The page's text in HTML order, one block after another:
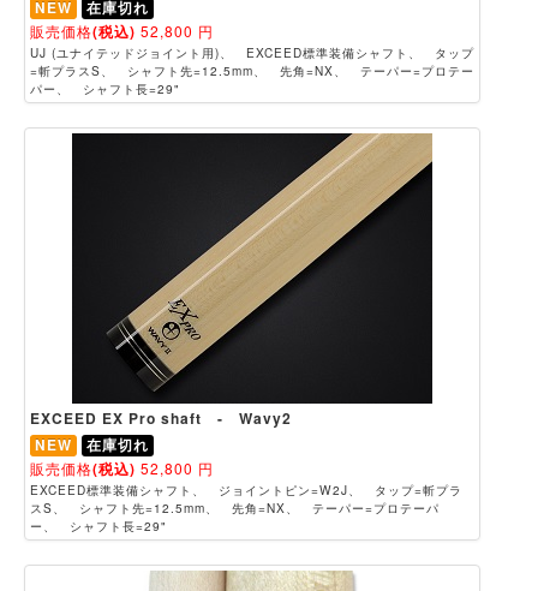
NEW
在庫切れ
販売価格(税込) 52,800 円
UJ (ユナイテッドジョイント用)、 EXCEED標準装備シャフト、 タップ
=斬プラスS、 シャフト先=12.5mm、 先角=NX、 テーパー=プロテー
パー、 シャフト長=29"
EXCEED EX Pro shaft - Wavy2
NEW
在庫切れ
販売価格(税込) 52,800 円
EXCEED標準装備シャフト、 ジョイントピン=W2J、 タップ=斬プラ
スS、 シャフト先=12.5mm、 先角=NX、 テーパー=プロテーパ
ー、 シャフト長=29"